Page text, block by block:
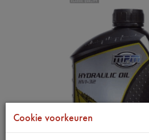
Cookie voorkeuren